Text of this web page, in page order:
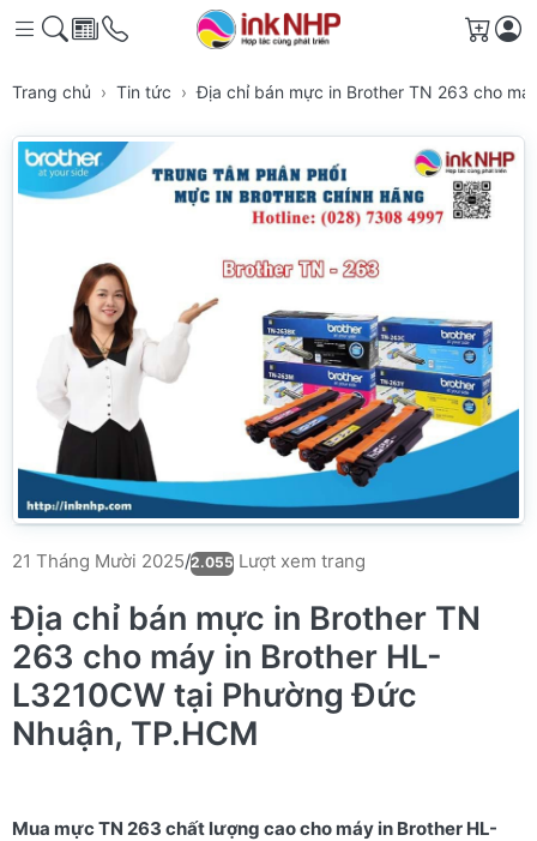
Giỏ
Trang chủ Tin tức Địa chỉ bán mực in Brother TN 263 cho
21 Tháng Mười 2025/2.055 Lượt xem trang
Địa chỉ bán mực in Brother TN
263 cho máy in Brother HL-
L3210CW tại Phường Đức
Nhuận, TP.HCM
Mua mực TN 263 chất lượng cao cho máy in Brother HL-